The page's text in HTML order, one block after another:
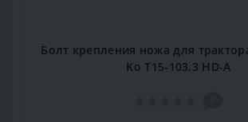
Болт крепления ножа для
Ko T15-103.3 HD-A